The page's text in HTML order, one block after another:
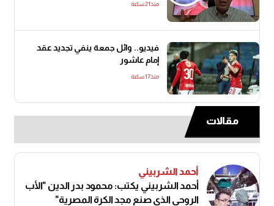
منذ21 ساعة
فيديو.. وائل جمعة ينفي تجديد عقد
إمام عاشور
منذ17 ساعة
مقالات
أحمد الشربيني
أحمد الشربيني يكتب: محمود بدر الدين "الأب
الروحي الذي صنع مجد الكرة المصرية"